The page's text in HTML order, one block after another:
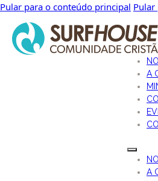
Pular para o conteúdo principal Pular
A
A